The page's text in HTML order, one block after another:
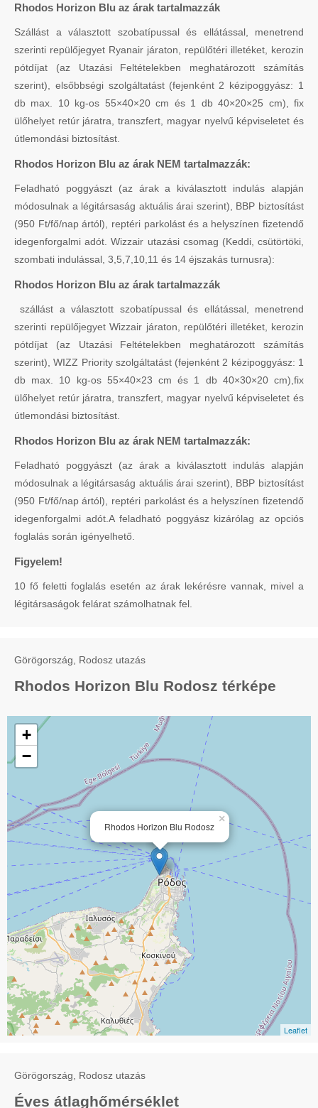
Rhodos Horizon Blu az árak tartalmazzák
Szállást a választott szobatípussal és ellátással, menetrend
szerinti repülőjegyet Ryanair járaton, repülőtéri illetéket, kerozin
pótdíjat (az Utazási Feltételekben meghatározott számítás
szerint), elsőbbségi szolgáltatást (fejenként 2 kézipoggyász: 1
db max. 10 kg-os 55×40×20 cm és 1 db 40×20×25 cm), fix
ülőhelyet retúr járatra, transzfert, magyar nyelvű képviseletet és
útlemondási biztosítást.
Rhodos Horizon Blu az árak NEM tartalmazzák:
Feladható poggyászt (az árak a kiválasztott indulás alapján
módosulnak a légitársaság aktuális árai szerint), BBP biztosítást
(950 Ft/fő/nap ártól), reptéri parkolást és a helyszínen fizetendő
idegenforgalmi adót. Wizzair utazási csomag (Keddi, csütörtöki,
szombati indulással, 3,5,7,10,11 és 14 éjszakás turnusra):
Rhodos Horizon Blu az árak tartalmazzák
szállást a választott szobatípussal és ellátással, menetrend
szerinti repülőjegyet Wizzair járaton, repülőtéri illetéket, kerozin
pótdíjat (az Utazási Feltételekben meghatározott számítás
szerint), WIZZ Priority szolgáltatást (fejenként 2 kézipoggyász: 1
db max. 10 kg-os 55×40×23 cm és 1 db 40×30×20 cm),fix
ülőhelyet retúr járatra, transzfert, magyar nyelvű képviseletet és
útlemondási biztosítást.
Rhodos Horizon Blu az árak NEM tartalmazzák:
Feladható poggyászt (az árak a kiválasztott indulás alapján
módosulnak a légitársaság aktuális árai szerint), BBP biztosítást
(950 Ft/fő/nap ártól), reptéri parkolást és a helyszínen fizetendő
idegenforgalmi adót.A feladható poggyász kizárólag az opciós
foglalás során igényelhető.
Figyelem!
10 fő feletti foglalás esetén az árak lekérésre vannak, mivel a
légitársaságok felárat számolhatnak fel.
Görögország, Rodosz utazás
Rhodos Horizon Blu Rodosz térképe
Rhodos Horizon Blu Rodosz
×
+
−
Leaflet
Görögország, Rodosz utazás
Éves átlaghőmérséklet